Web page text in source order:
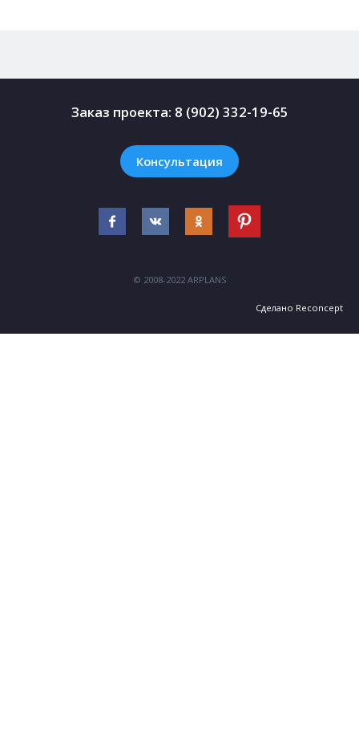
Заказ проекта: 8 (902) 332-19-65
Консультация
© 2008-2022 ARPLANS
Сделано Reconcept